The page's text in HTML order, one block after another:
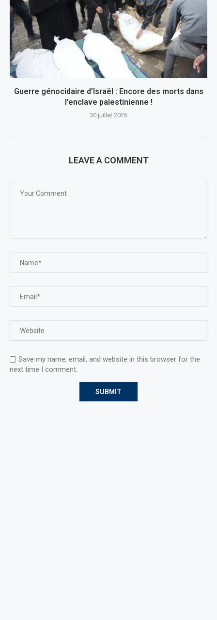
Guerre génocidaire d’Israël : Encore des morts dans
l’enclave palestinienne !
30 juillet 2026
LEAVE A COMMENT
Save my name, email, and website in this browser for the
next time I comment.